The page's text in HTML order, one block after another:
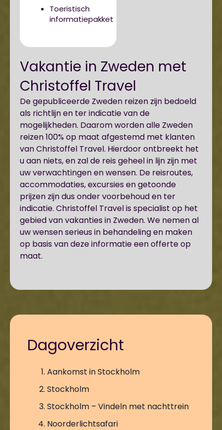
Toeristisch
informatiepakket
Vakantie in Zweden met
Christoffel Travel
De gepubliceerde Zweden reizen zijn bedoeld
als richtlijn en ter indicatie van de
mogelijkheden. Daarom worden alle Zweden
reizen 100% op maat afgestemd met klanten
van Christoffel Travel. Hierdoor ontbreekt het
u aan niets, en zal de reis geheel in lijn zijn met
uw verwachtingen en wensen. De reisroutes,
accommodaties, excursies en getoonde
prijzen zijn dus onder voorbehoud en ter
indicatie. Christoffel Travel is specialist op het
gebied van vakanties in Zweden. We nemen al
uw wensen serieus in behandeling en maken
op basis van deze informatie een offerte op
maat.
Dagoverzicht
Aankomst in Stockholm
Stockholm
Stockholm – Vindeln met nachttrein
Noorderlichtsafari